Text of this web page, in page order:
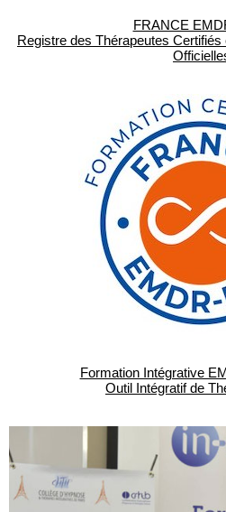
FRANCE
Registre des Thérapeutes
Formation Intégrative
Outil Intégratif de